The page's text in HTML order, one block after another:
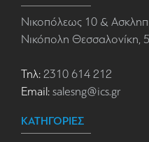
Νικοπόλεως 10 &
Νικόπολη Θεσσαλονίκη,
Τηλ: 2310 614 212
Email: salesng@ics.gr
ΚΑΤΗΓΟΡΙΕΣ